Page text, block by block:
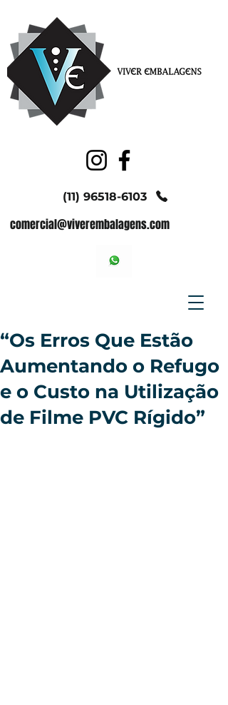
(11) 96518-6103
comercial@viverembalagens.com
“Os Erros Que Estão
Aumentando o Refugo
e o Custo na Utilização
de Filme PVC Rígido”